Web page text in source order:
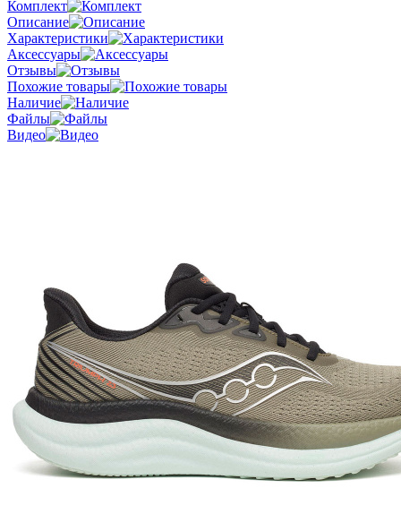
Комплект
Описание
Характеристики
Аксессуары
Отзывы
Похожие товары
Наличие
Файлы
Видео